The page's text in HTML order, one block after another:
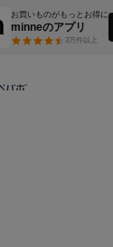
お買いものがもっとお得に
minneのアプリ
3万件以上